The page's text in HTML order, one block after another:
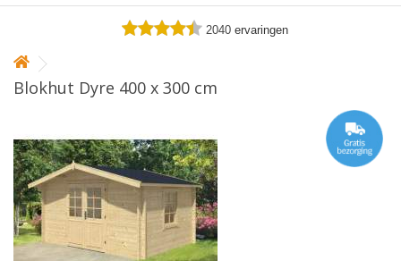
2040 ervaringen
Blokhut Dyre 400 x 300 cm